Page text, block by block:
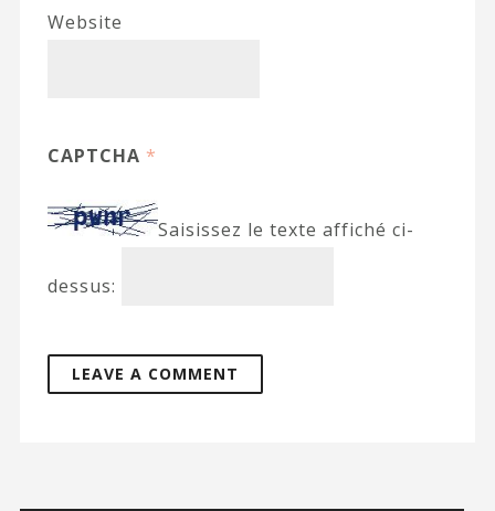
Website
CAPTCHA *
Saisissez le texte affiché ci-
dessus: